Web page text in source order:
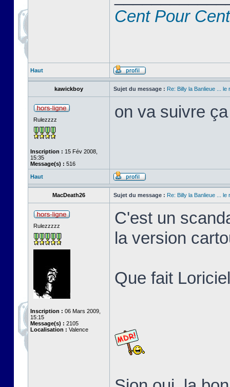
Cent Pour Cent
Haut
kawickboy Sujet du message : Re: Billy la Banlieue ... le
Rulezzzz
Inscription : 15 Fév 2008,
15:35
Message(s) : 516
on va suivre
Haut
MacDeath26 Sujet du message : Re: Billy la Banlieue ... le
Rulezzzzz
Inscription : 06 Mars 2009,
15:15
Message(s) : 2105
Localisation : Valence
C'est un
la version
Que fait